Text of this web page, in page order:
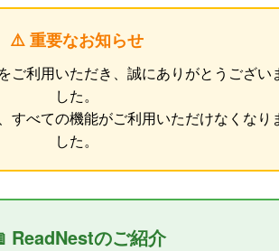
⚠️ 重要なお知らせ
ご利用いただき、誠にありがとうござい
した。
すべての機能がご利用いただけなくなり
した。
ReadNestのご紹介